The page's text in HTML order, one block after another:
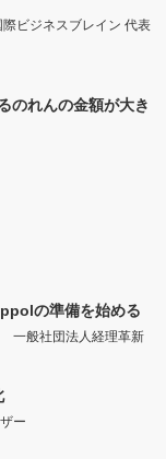
ビジネスブレイン 代表
のれんの金額が大き
の準備を始める
一般社団法人経理革新
ー